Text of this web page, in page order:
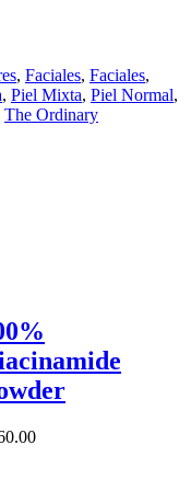
, Faciales, Faciales,
, Piel Mixta, Piel Normal,
The Ordinary